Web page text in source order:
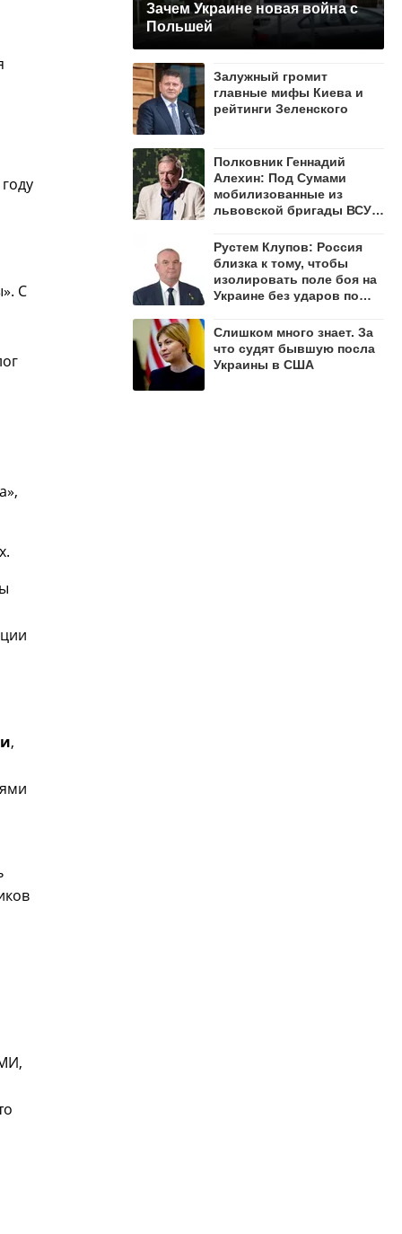
С
,
Зачем Украине новая война с
Польшей
Залужный громит
главные мифы Киева и
рейтинги Зеленского
Полковник Геннадий
Алехин: Под Сумами
мобилизованные из
львовской бригады ВСУ
Рустем Клупов: Россия
близка к тому, чтобы
изолировать поле боя на
Украине без ударов по
Слишком много знает. За
что судят бывшую посла
Украины в США